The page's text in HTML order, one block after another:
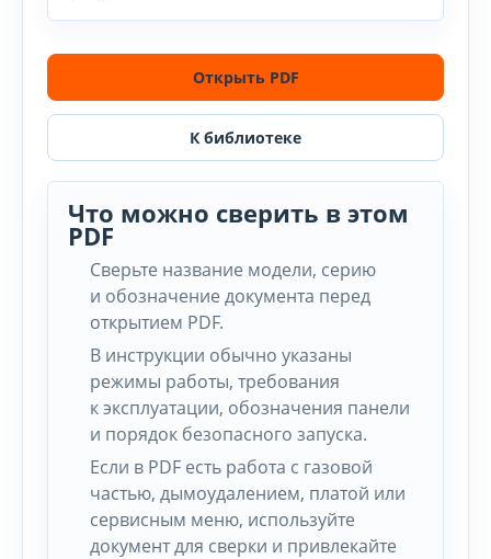
Открыть PDF
К библиотеке
Что можно сверить в этом
PDF
Сверьте название модели, серию
и обозначение документа перед
открытием PDF.
В инструкции обычно указаны
режимы работы, требования
к эксплуатации, обозначения панели
и порядок безопасного запуска.
Если в PDF есть работа с газовой
частью, дымоудалением, платой или
сервисным меню, используйте
документ для сверки и привлекайте